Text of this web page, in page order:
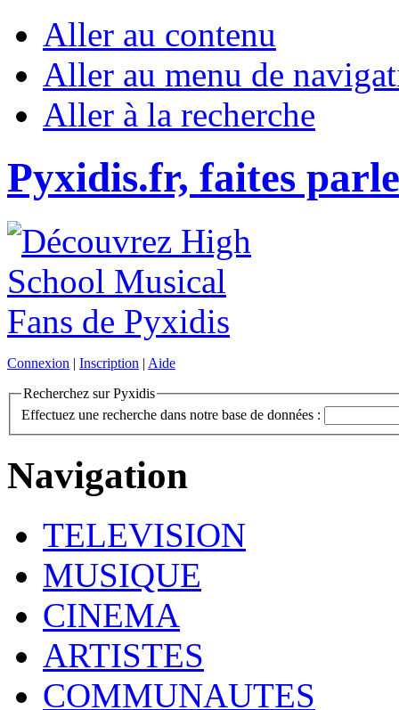
Aller au contenu
Aller au menu de
Aller à la recherche
Pyxidis.fr, faites
Connexion | Inscription | Aide
Recherchez sur Pyxidis
Effectuez une recherche dans notre base de données :
Navigation
TELEVISION
MUSIQUE
CINEMA
ARTISTES
COMMUNAUTES